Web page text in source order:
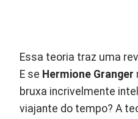
Essa teoria traz uma
E se Hermione Granger
bruxa incrivelmente
viajante do tempo? A